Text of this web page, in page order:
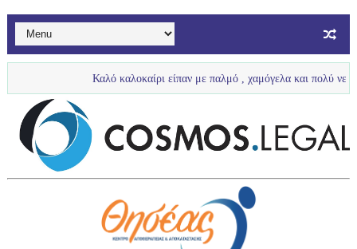
Καλό καλοκαίρι είπαν με παλμό , χαμόγελα και πολύ νερό τα πιτσιρίκια